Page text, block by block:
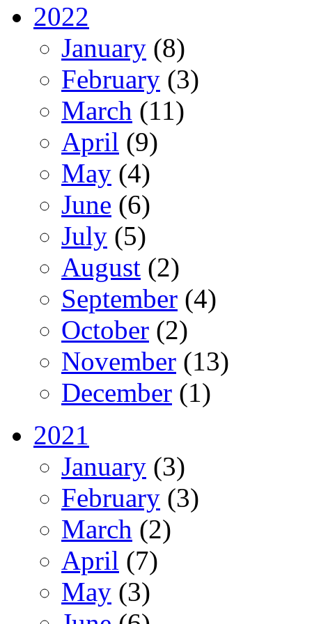
2022
January (8)
February (3)
March (11)
April (9)
May (4)
June (6)
July (5)
August (2)
September (4)
October (2)
November (13)
December (1)
2021
January (3)
February (3)
March (2)
April (7)
May (3)